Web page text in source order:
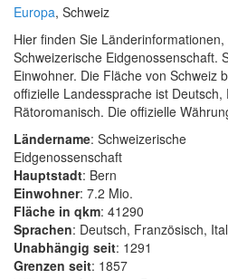
Europa, Schweiz
Hier finden Sie
Schweizerische Eidgenossenschaft.
Einwohner. Die Fläche von Schweiz
offizielle Landessprache ist
Rätoromanisch. Die offizielle
Ländername: Schweizerische
Eidgenossenschaft
Hauptstadt: Bern
Einwohner: 7.2 Mio.
Fläche in qkm: 41290
Sprachen: Deutsch, Französisch,
Unabhängig seit: 1291
Grenzen seit: 1857